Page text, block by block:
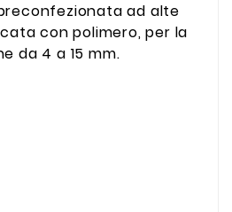
ad alte
con polimero, per la
da 4 a 15 mm.